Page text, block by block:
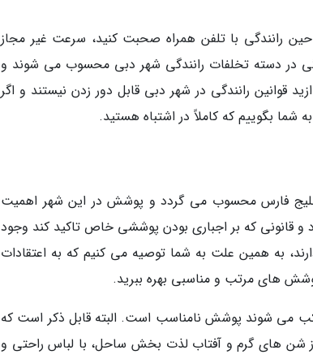
رانندگی با تلفن همراه صحبت کنید، سرعت غیر مجاز
در دسته تخلفات رانندگی شهر دبی محسوب می شوند و
قوانین رانندگی در شهر دبی قابل دور زدن نیستند و اگر
شما بگوییم که کاملاً در اشتباه هستید.
فارس محسوب می گردد و پوشش در این شهر اهمیت
و قانونی که بر اجباری بودن پوششی خاص تاکید کند وجود
به همین علت به شما توصیه می کنیم که به اعتقادات
های مرتب و مناسبی بهره ببرید.
می شوند پوشش نامناسب است. البته قابل ذکر است که
شن های گرم و آفتاب لذت بخش ساحل، با لباس راحتی و